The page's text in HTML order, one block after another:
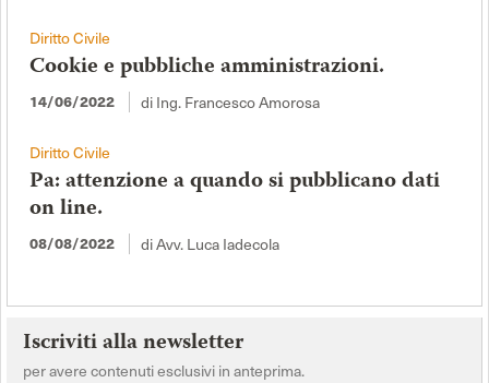
Diritto Civile
Cookie e pubbliche amministrazioni.
14/06/2022 di Ing. Francesco Amorosa
Diritto Civile
Pa: attenzione a quando si pubblicano dati
on line.
08/08/2022 di Avv. Luca Iadecola
Iscriviti alla newsletter
per avere contenuti esclusivi in anteprima.